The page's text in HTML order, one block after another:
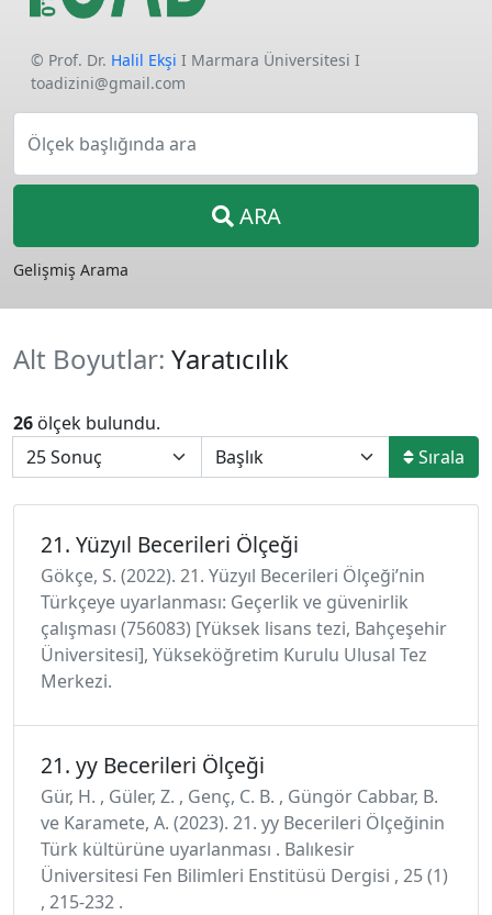
© Prof. Dr. Halil Ekşi I Marmara Üniversitesi I
toadizini@gmail.com
Ölçek başlığında ara
ARA
Gelişmiş Arama
Alt Boyutlar: Yaratıcılık
26 ölçek bulundu.
Sırala
21. Yüzyıl Becerileri Ölçeği
Gökçe, S. (2022). 21. Yüzyıl Becerileri Ölçeği’nin
Türkçeye uyarlanması: Geçerlik ve güvenirlik
çalışması (756083) [Yüksek lisans tezi, Bahçeşehir
Üniversitesi], Yükseköğretim Kurulu Ulusal Tez
Merkezi.
21. yy Becerileri Ölçeği
Gür, H. , Güler, Z. , Genç, C. B. , Güngör Cabbar, B.
ve Karamete, A. (2023). 21. yy Becerileri Ölçeğinin
Türk kültürüne uyarlanması . Balıkesir
Üniversitesi Fen Bilimleri Enstitüsü Dergisi , 25 (1)
, 215-232 .